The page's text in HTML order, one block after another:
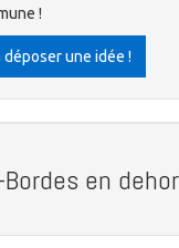
!
une idée !
en